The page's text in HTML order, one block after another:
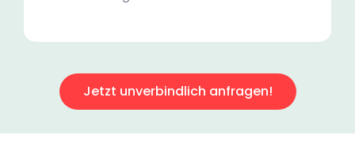
Jetzt unverbindlich anfragen!